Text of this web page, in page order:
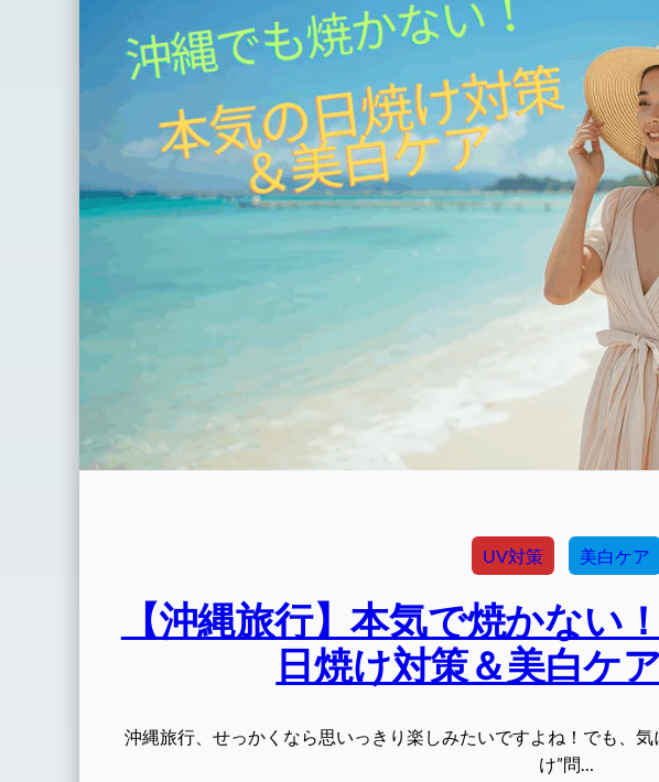
UV対策 美白ケア
【沖縄旅行】本気で焼かない
日焼け対策＆美白ケ
沖縄旅行、せっかくなら思いっきり楽しみたいですよね！でも、
け”問…